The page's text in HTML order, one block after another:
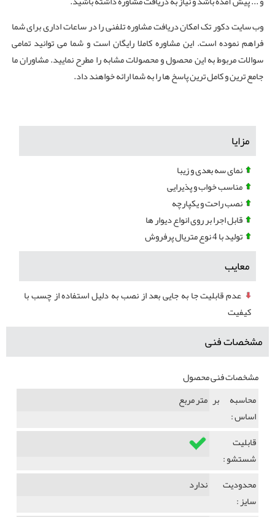
وب سایت دکور تک امکان دریافت مشاوره تلفنی را در ساعات اداری برای شما
فراهم نموده است. این مشاوره کاملا رایگان است و شما می توانید تمامی
سوالات مربوط به این محصول و محصولات مشابه را مطرح نمایید. مشاوران ما
جامع ترین و کامل ترین پاسخ ها را به شما ارائه خواهند داد.
مزایا
نمای سه بعدی و زیبا
مناسب خواب و پذیرایی
نصب راحت و یکپارچه
قابل اجرا بر روی انواع دیوار ها
تولید با 4 نوع متریال پرفروش
معایب
عدم قابلیت جا به جایی بعد از نصب به دلیل استفاده از چسب با
کیفیت
مشخصات فنی
مشخصات فنی محصول
محاسبه بر
اساس :
متر مربع
قابلیت
شستشو :
محدودیت
سایز :
ندارد